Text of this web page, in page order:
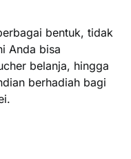
bentuk, tidak
Anda bisa
belanja, hingga
berhadiah bagi